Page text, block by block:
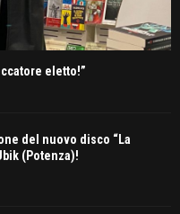
eletto!”
del nuovo disco “La
(Potenza)!